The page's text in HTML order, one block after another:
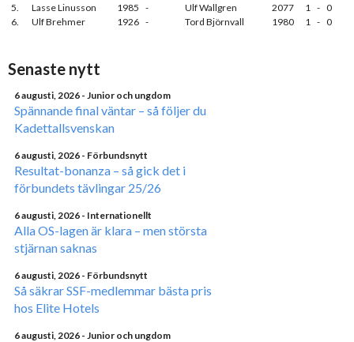
5.
Lasse Linusson 1985 - Ulf Wallgren 2077 1 - 0
6.
Ulf Brehmer 1926 - Tord Björnvall 1980 1 - 0
Senaste nytt
6 augusti, 2026 - Junior och ungdom
Spännande final väntar – så följer du
Kadettallsvenskan
6 augusti, 2026 - Förbundsnytt
Resultat-bonanza – så gick det i
förbundets tävlingar 25/26
6 augusti, 2026 - Internationellt
Alla OS-lagen är klara – men största
stjärnan saknas
6 augusti, 2026 - Förbundsnytt
Så säkrar SSF-medlemmar bästa pris
hos Elite Hotels
6 augusti, 2026 - Junior och ungdom